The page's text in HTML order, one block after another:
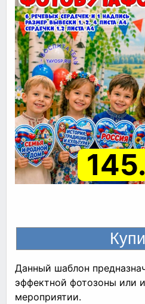
Данный шаблон
эффектной фотозоны или
мероприятии.